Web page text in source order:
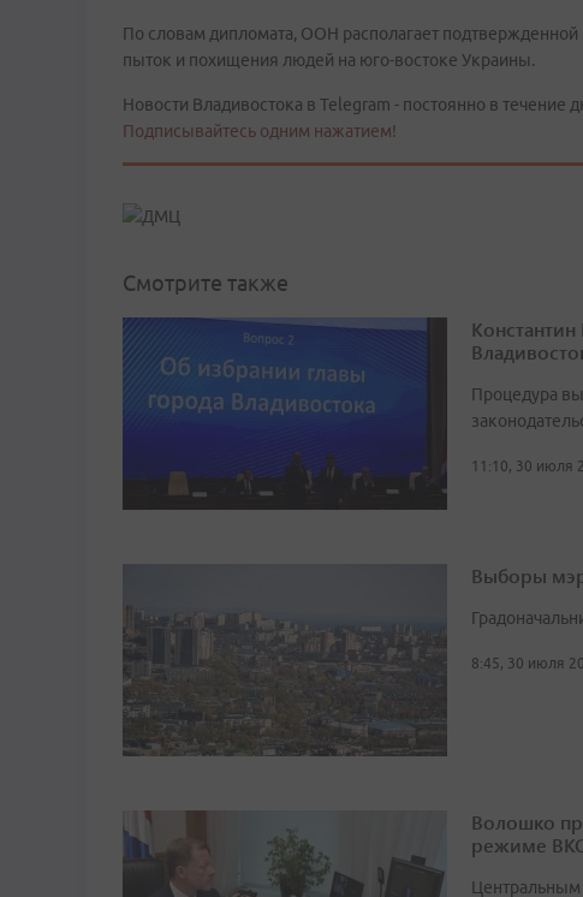
По словам дипломата, ООН располагает
пыток и похищения людей на юго-востоке Украины.
Новости Владивостока в Telegram - постоянно в течение
Подписывайтесь одним нажатием!
Смотрите также
Процедура
11:10, 30 июля
Выборы
8:45, 30 июля
Волошко
режиме
Центральным